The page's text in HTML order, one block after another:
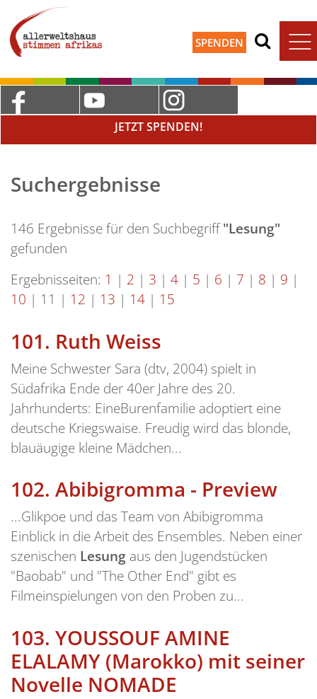
SPENDEN
JETZT SPENDEN!
Suchergebnisse
146 Ergebnisse für den Suchbegriff"Lesung"
gefunden
Ergebnisseiten: 1 | 2 | 3 | 4 | 5 | 6 | 7 | 8 | 9 |
10 | 11 | 12 | 13 | 14 | 15
101. Ruth Weiss
Meine Schwester Sara (dtv, 2004) spielt in
Südafrika Ende der 40er Jahre des 20.
Jahrhunderts: EineBurenfamilie adoptiert eine
deutsche Kriegswaise. Freudig wird das blonde,
blauäugige kleine Mädchen...
102. Abibigromma - Preview
...Glikpoe und das Team von Abibigromma
Einblick in die Arbeit des Ensembles. Neben einer
szenischen Lesung aus den Jugendstücken
"Baobab" und "The Other End" gibt es
Filmeinspielungen von den Proben zu...
103. YOUSSOUF AMINE
ELALAMY (Marokko) mit seiner
Novelle NOMADE